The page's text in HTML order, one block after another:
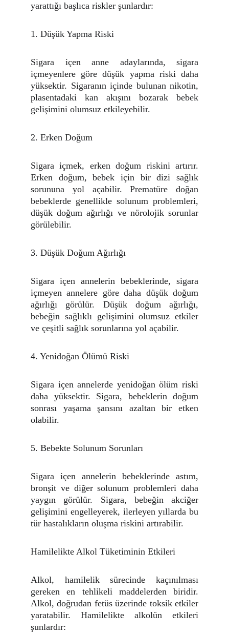
yarattığı başlıca riskler şunlardır:
1. Düşük Yapma Riski
Sigara içen anne adaylarında, sigara
içmeyenlere göre düşük yapma riski daha
yüksektir. Sigaranın içinde bulunan nikotin,
plasentadaki kan akışını bozarak bebek
gelişimini olumsuz etkileyebilir.
2. Erken Doğum
Sigara içmek, erken doğum riskini artırır.
Erken doğum, bebek için bir dizi sağlık
sorununa yol açabilir. Prematüre doğan
bebeklerde genellikle solunum problemleri,
düşük doğum ağırlığı ve nörolojik sorunlar
görülebilir.
3. Düşük Doğum Ağırlığı
Sigara içen annelerin bebeklerinde, sigara
içmeyen annelere göre daha düşük doğum
ağırlığı görülür. Düşük doğum ağırlığı,
bebeğin sağlıklı gelişimini olumsuz etkiler
ve çeşitli sağlık sorunlarına yol açabilir.
4. Yenidoğan Ölümü Riski
Sigara içen annelerde yenidoğan ölüm riski
daha yüksektir. Sigara, bebeklerin doğum
sonrası yaşama şansını azaltan bir etken
olabilir.
5. Bebekte Solunum Sorunları
Sigara içen annelerin bebeklerinde astım,
bronşit ve diğer solunum problemleri daha
yaygın görülür. Sigara, bebeğin akciğer
gelişimini engelleyerek, ilerleyen yıllarda bu
tür hastalıkların oluşma riskini artırabilir.
Hamilelikte Alkol Tüketiminin Etkileri
Alkol, hamilelik sürecinde kaçınılması
gereken en tehlikeli maddelerden biridir.
Alkol, doğrudan fetüs üzerinde toksik etkiler
yaratabilir. Hamilelikte alkolün etkileri
şunlardır: